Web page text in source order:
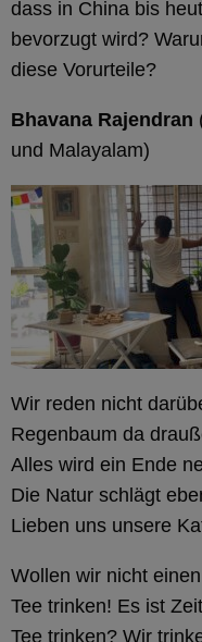
dass in China bis
bevorzugt wird?
diese Vorurteile?
Bhavana Rajendran
und Malayalam)
Wir reden nicht
Regenbaum da
Alles wird ein Ende
Die Natur schlägt
Lieben uns unsere
Wollen wir nicht
Tee trinken! Es ist
Tee trinken? Wir